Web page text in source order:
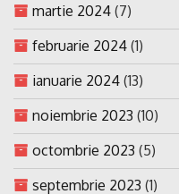
martie 2024 (7)
februarie 2024 (1)
ianuarie 2024 (13)
noiembrie 2023 (10)
octombrie 2023 (5)
septembrie 2023 (1)